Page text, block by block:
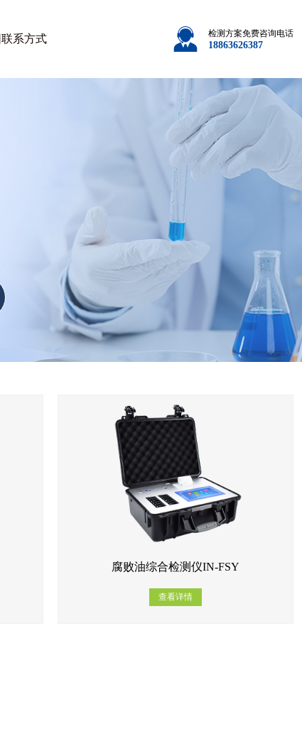
联系方式 检测方案免费咨询电话
18863626387
腐败油综合检测仪IN-FSY
查看详情